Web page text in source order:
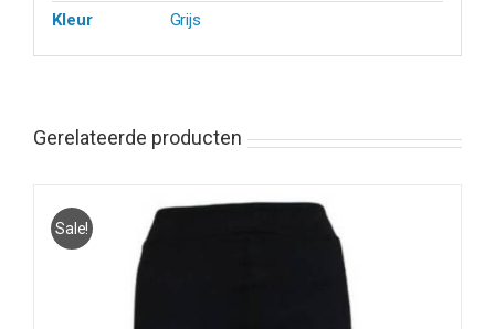
Kleur
Grijs
Gerelateerde producten
Sale!